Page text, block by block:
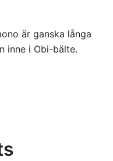
är ganska långa
inne i Obi-bälte.